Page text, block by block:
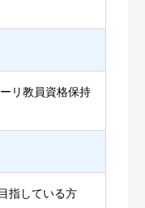
リ教員資格保持
指している方